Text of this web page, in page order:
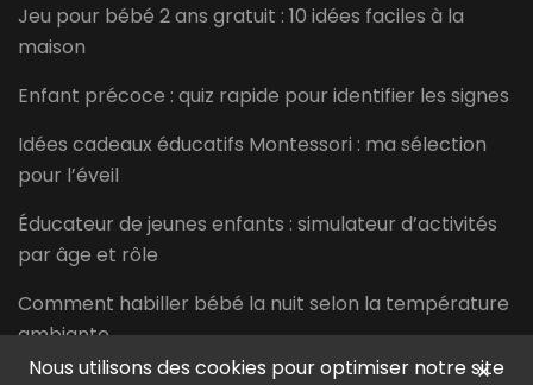
Jeu pour bébé 2 ans gratuit : 10 idées faciles à la
maison
Enfant précoce : quiz rapide pour identifier les signes
Idées cadeaux éducatifs Montessori : ma sélection
pour l’éveil
Éducateur de jeunes enfants : simulateur d’activités
par âge et rôle
Comment habiller bébé la nuit selon la température
ambiante
×
Nous utilisons des cookies pour optimiser notre site